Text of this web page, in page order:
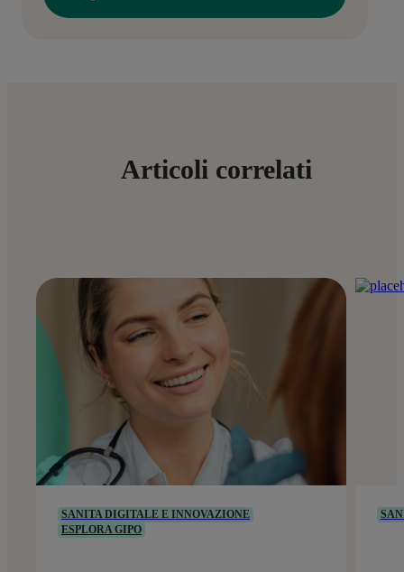
Articoli correlati
SANITA DIGITALE E INNOVAZIONE
ESPLORA GIPO